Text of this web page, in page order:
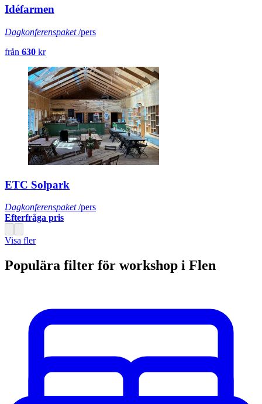
Idéfarmen
Dagkonferenspaket/pers
från 630 kr
ETC Solpark
Dagkonferenspaket/pers
Efterfråga pris
Visa fler
Populära filter för workshop i Flen